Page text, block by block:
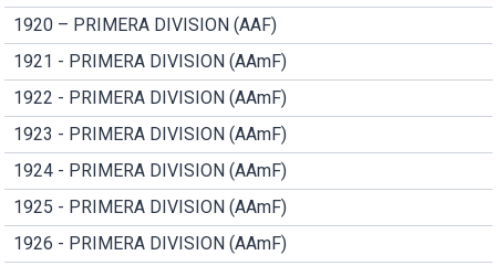
1920 – PRIMERA DIVISION (AAF)
1921 - PRIMERA DIVISION (AAmF)
1922 - PRIMERA DIVISION (AAmF)
1923 - PRIMERA DIVISION (AAmF)
1924 - PRIMERA DIVISION (AAmF)
1925 - PRIMERA DIVISION (AAmF)
1926 - PRIMERA DIVISION (AAmF)